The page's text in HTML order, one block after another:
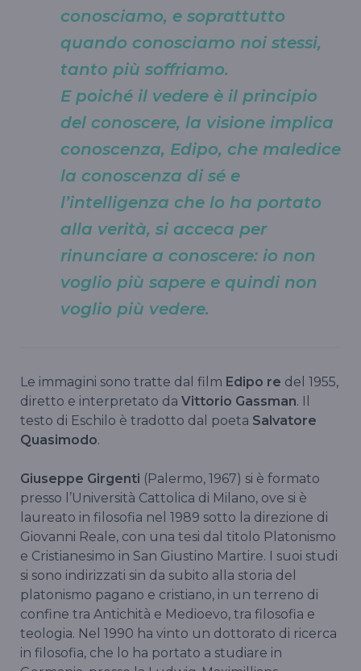
conosciamo, e soprattutto
quando conosciamo noi stessi,
tanto più soffriamo.
E poiché il vedere è il principio
del conoscere, la visione implica
conoscenza, Edipo, che maledice
la conoscenza di sé e
l’intelligenza che lo ha portato
alla verità, si acceca per
rinunciare a conoscere: io non
voglio più sapere e quindi non
voglio più vedere.
Le immagini sono tratte dal film Edipo re del 1955,
diretto e interpretato da Vittorio Gassman. Il
testo di Eschilo è tradotto dal poeta Salvatore
Quasimodo.
Giuseppe Girgenti (Palermo, 1967) si è formato
presso l’Università Cattolica di Milano, ove si è
laureato in filosofia nel 1989 sotto la direzione di
Giovanni Reale, con una tesi dal titolo Platonismo
e Cristianesimo in San Giustino Martire. I suoi studi
si sono indirizzati sin da subito alla storia del
platonismo pagano e cristiano, in un terreno di
confine tra Antichità e Medioevo, tra filosofia e
teologia. Nel 1990 ha vinto un dottorato di ricerca
in filosofia, che lo ha portato a studiare in